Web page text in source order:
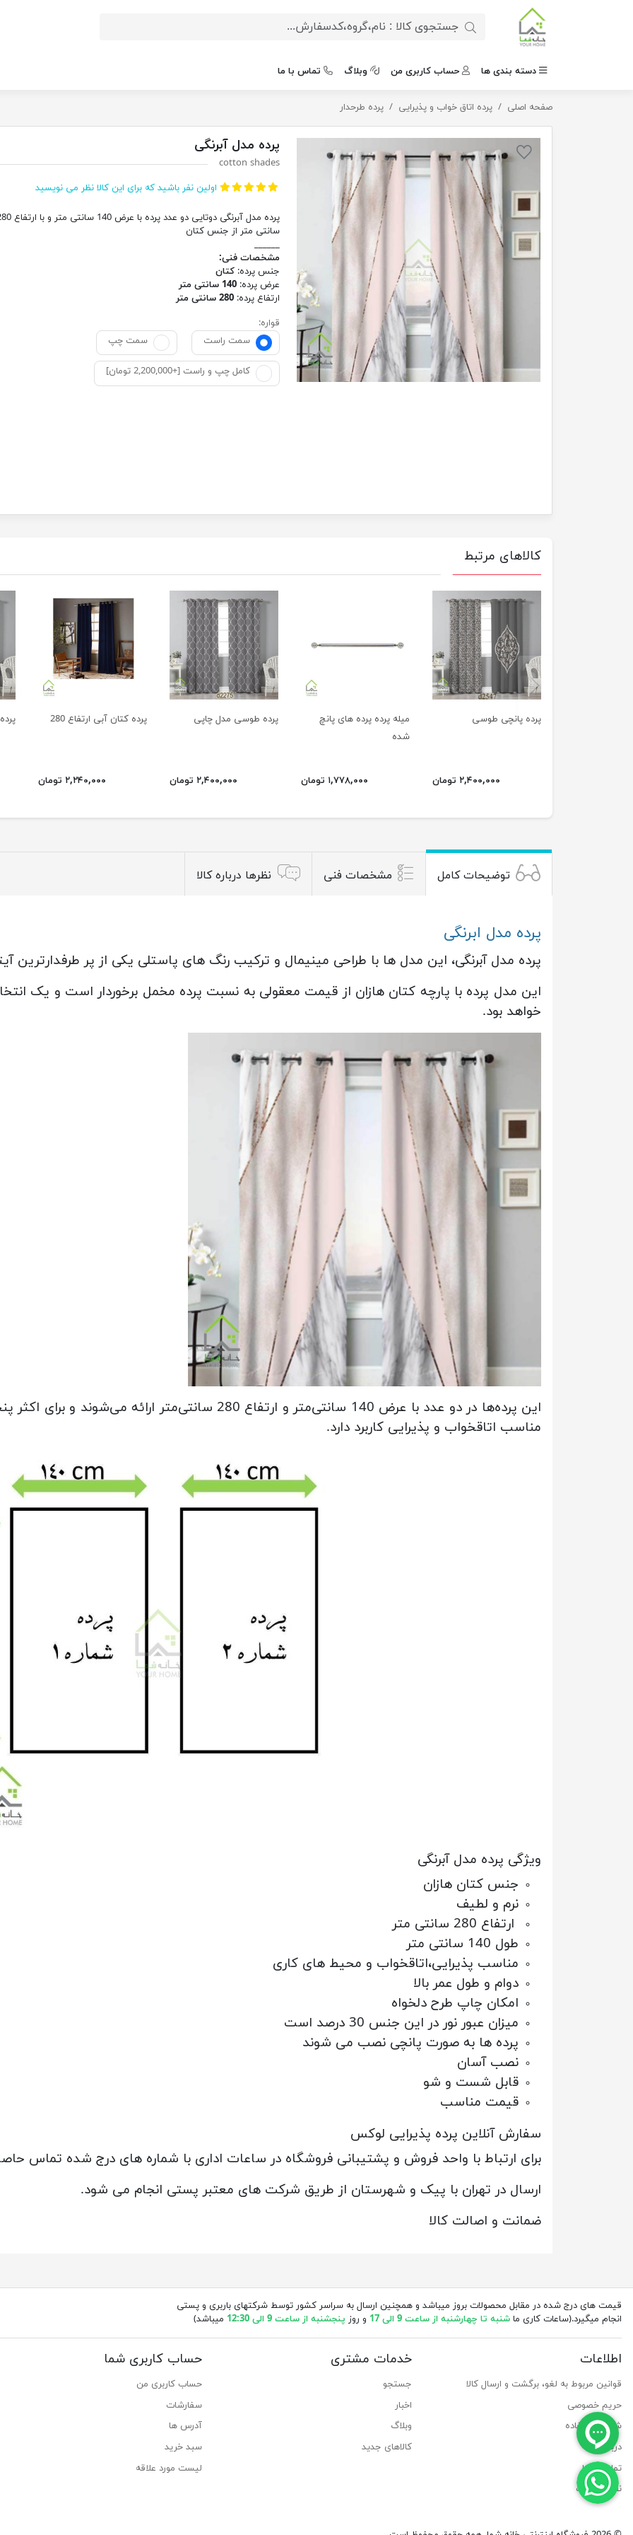
دسته بندی ها حساب کاربری من وبلاگ تماس با ما
صفحه اصلی پرده اتاق خواب و پذیرایی پرده طرحدار پرده مدل آبرنگی
پرده مدل آبرنگی
cotton shades
اولین نفر باشید که برای این کالا نظر می نویسید
پرده مدل آبرنگی دوتایی دو عدد پرده با عرض 140
سانتی متر از جنس کتان
______
مشخصات فنی:
جنس پرده: کتان
عرض پرده: 140 سانتی متر
ارتفاع پرده: 280 سانتی متر
قواره:
سمت راست
سمت چپ
کامل چپ و راست [+2,200,000 تومان]
کالاهای مرتبط
پرده پانچی طوسی
۲,۴۰۰,۰۰۰ تومان
میله پرده پرده های پانچ
شده
۱,۷۷۸,۰۰۰ تومان
پرده طوسی مدل چاپی
۲,۴۰۰,۰۰۰ تومان
پرده کتان آبی ارتفاع 280
۲,۲۴۰,۰۰۰ تومان
previus
توضیحات کامل مشخصات فنی نظرها درباره کالا
پرده مدل ابرنگی
پرده مدل آبرنگی، این مدل ها با طراحی مینیمال و ترکیب رنگ های پاستلی یکی از پر
این مدل پرده با پارچه کتان هازان از قیمت معقولی به نسبت پرده مخمل برخوردار است و یک
خواهد بود.
این پرده‌ها در دو عدد با عرض 140 سانتی‌متر و ارتفاع 280
مناسب اتاقخواب و پذیرایی کاربرد دارد.
ویژگی پرده مدل آبرنگی
جنس کتان هازان
نرم و لطیف
ارتفاع 280 سانتی متر
طول 140 سانتی متر
مناسب پذیرایی،اتاقخواب و محیط های کاری
دوام و طول عمر بالا
امکان چاپ طرح دلخواه
میزان عبور نور در این جنس 30 درصد است
پرده ها به صورت پانچی نصب می شوند
نصب آسان
قابل شست و شو
قیمت مناسب
سفارش آنلاین پرده پذیرایی لوکس
برای ارتباط با واحد فروش و پشتیبانی فروشگاه در ساعات اداری با شماره های درج شده تماس
ارسال در تهران با پیک و شهرستان از طریق شرکت های معتبر پستی انجام می شود.
ضمانت و اصالت کالا
قیمت های درج شده در مقابل محصولات بروز میباشد و همچنین ارسال به سراسر کشور توسط شرکتهای باربری و پستی
انجام میگیرد.(ساعات کاری ما شنبه تا چهارشنبه از ساعت 9 الی 17 و روز پنجشنبه از ساعت 9 الی 12:30 میباشد)
اطلاعات
قوانین مربوط به لغو، برگشت و ارسال کالا
حریم خصوصی
شرایط استفاده
درباره ما
تماس با ما
نقشه سایت
خدمات مشتری
جستجو
اخبار
وبلاگ
کالاهای جدید
حساب کاربری شما
حساب کاربری من
سفارشات
آدرس ها
سبد خرید
لیست مورد علاقه